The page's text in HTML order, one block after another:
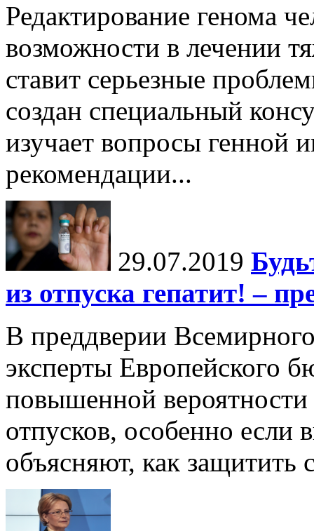
Редактирование генома
возможности в лечении
ставит серьезные
создан специальный
изучает вопросы генной
рекомендации...
29.07.2019
из отпуска гепатит! –
В преддверии
эксперты Европейского
повышенной вероятности
отпусков, особенно если
объясняют, как защитить